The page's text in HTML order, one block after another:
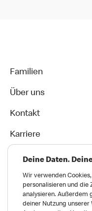
Familien
Über uns
Kontakt
Karriere
Deine Daten.
Wir verwenden
personalisieren und die
analysieren. Außerdem
deiner Nutzung unserer